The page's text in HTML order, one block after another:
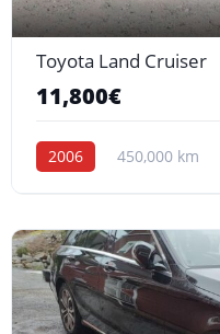
Toyota Land Cruiser
11,800€
2006 450,000 km